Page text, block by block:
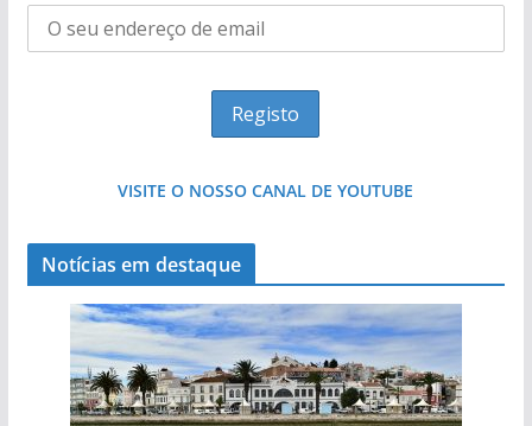
VISITE O NOSSO CANAL DE YOUTUBE
Notícias em destaque